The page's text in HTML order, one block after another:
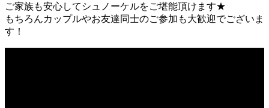
ご家族も安心してシュノーケルをご堪能頂けます★
もちろんカップルやお友達同士のご参加も大歓迎でございま
す！